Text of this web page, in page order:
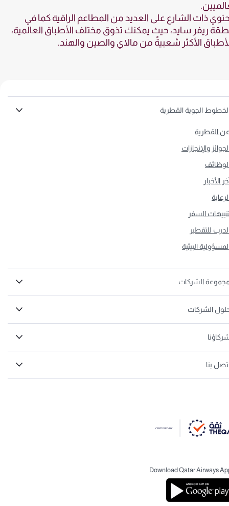
ذات الشارع على العديد من المطاعم الراقية كما في
ريفر سايد، حيث يمكنك تذوق مختلف الأطباق العالمية،
الأكثر شعبيةً من مالاي والصين والهند.
الجوية القطرية
القطرية
والإنجازات
الأخبار
السفر
للتقطير
البيئية
الشركات
الشركات
بنا
Download Qatar Airways